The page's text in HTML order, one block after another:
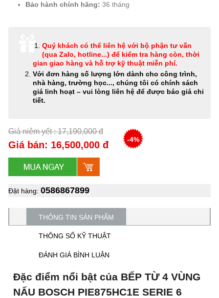
Bảo hành chính hãng: 36 tháng
Quý khách có thể liên hệ với bộ phận tư vấn
(qua Zalo, hotline...) để kiểm tra hàng còn, thời
gian giao hàng và hỗ trợ kỹ thuật miễn phí.
Với đơn hàng số lượng lớn dành cho công trình,
nhà hàng, trường học..., chúng tôi có chính sách
giá linh hoạt – vui lòng liên hệ để được báo giá chi
tiết.
Giá niêm yết : 17,190,000 đ
Giá bán: 16,500,000 đ -4%
Đặt hàng: 0586867899
THÔNG TIN SẢN PHẨM
THÔNG SỐ KỸ THUẬT
ĐÁNH GIÁ BÌNH LUẬN
Đặc điểm nổi bật của BẾP TỪ 4 VÙNG
NẤU BOSCH PIE875HC1E SERIE 6